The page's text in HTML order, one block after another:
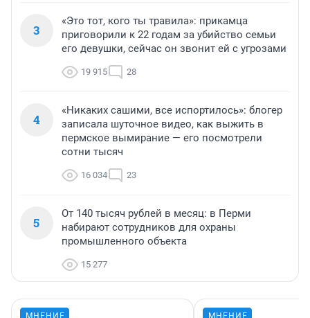
3
«Это тот, кого ты травила»: прикамца
приговорили к 22 годам за убийство семьи
его девушки, сейчас он звонит ей с угрозами
19 915 28
4
«Никаких сашими, все испортилось»: блогер
записала шуточное видео, как выжить в
пермское вымирание — его посмотрели
сотни тысяч
16 034 23
5
От 140 тысяч рублей в месяц: в Перми
набирают сотрудников для охраны
промышленного объекта
15 277